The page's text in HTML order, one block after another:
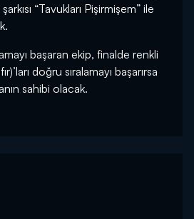
“Tavukları Pişirmişem” ile
başaran ekip, finalde renkli
doğru sıralamayı başarırsa
sahibi olacak.